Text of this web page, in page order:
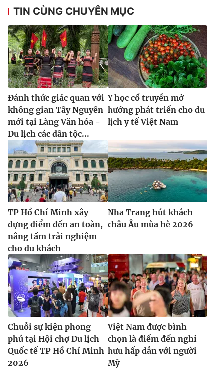
® Cấm sao chép dưới mọi hình thức nếu không có sự chấp
thuận bằng văn bản. Ghi rõ nguồn VTV.vn khi phát hành lại
thông tin từ website này.
TIN CÙNG CHUYÊN MỤC
Đánh thức giác quan với
không gian Tây Nguyên
mới tại Làng Văn hóa -
Du lịch các dân tộc...
Y học cổ truyền mở
hướng phát triển cho du
lịch y tế Việt Nam
TP Hồ Chí Minh xây
dựng điểm đến an toàn,
nâng tầm trải nghiệm
cho du khách
Nha Trang hút khách
châu Âu mùa hè 2026
Chuỗi sự kiện phong
phú tại Hội chợ Du lịch
Quốc tế TP Hồ Chí Minh
2026
Việt Nam được bình
chọn là điểm đến nghỉ
hưu hấp dẫn với người
Mỹ